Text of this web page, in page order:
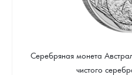
Серебряная монета
чистого